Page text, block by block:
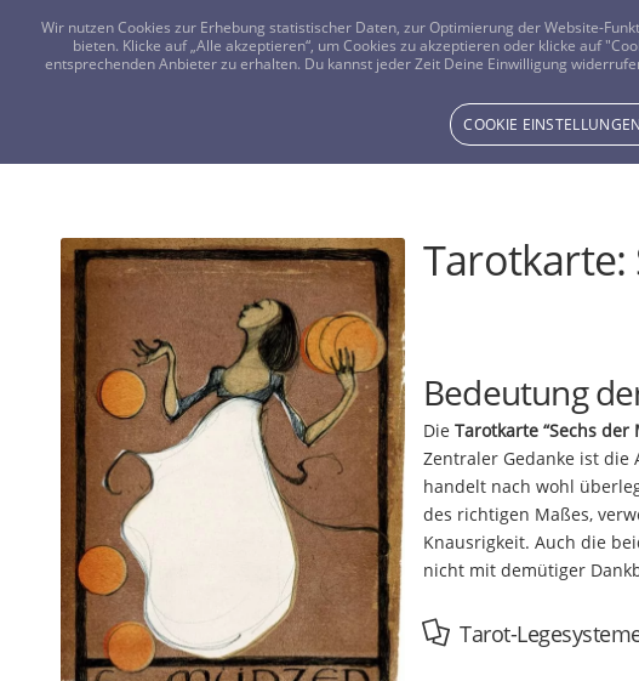
Tarotkarte:
Bedeutung
Die Tarotkarte “Sechs der
Zentraler Gedanke ist die
handelt nach wohl
des richtigen Maßes,
Knausrigkeit. Auch die
nicht mit demütiger
Tarot-
Wir nutzen Cookies zur Erhebung statistischer Daten, zur Optimierung der Website-
bieten. Klicke auf „Alle akzeptieren“, um Cookies zu akzeptieren oder klicke auf
entsprechenden Anbieter zu erhalten. Du kannst jeder Zeit Deine Einwilligung
COOKIE